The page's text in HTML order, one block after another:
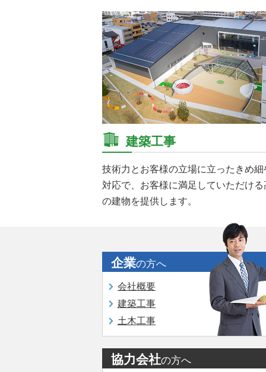
建築工事
技術力とお客様の立場に立ったきめ細
対応で、お客様に満足していただける
の建物を提供します。
企業の方へ
会社概要
建築工事
土木工事
協力会社の方へ